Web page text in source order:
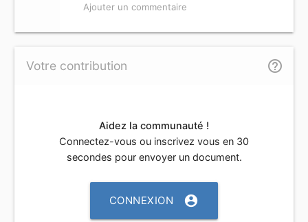
Ajouter un commentaire
Votre contribution help_outline
Aidez la communauté !
Connectez-vous ou inscrivez vous en 30
secondes pour envoyer un document.
CONNEXION account_circle